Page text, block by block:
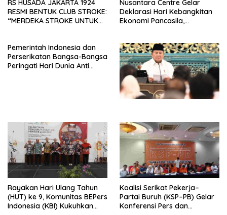
RS HUSADA JAKARTA 1924
RESMI BENTUK CLUB STROKE:
“MERDEKA STROKE UNTUK
Nusantara Centre Gelar
Deklarasi Hari Kebangkitan
Ekonomi Pancasila,
Penjajahan (Pergolakan
Ekonomi Politik Indonesia) &
Simposium Nasional “Urgensi
Undang-Undang
Perekonomian Nasional dan
Kesejahteraan Sosial dalam
Pemerintah Indonesia dan
Perserikatan Bangsa-Bangsa
Peringati Hari Dunia Anti
Rayakan Hari Ulang Tahun
(HUT) ke 9, Komunitas BEPers
Indonesia (KBI) Kukuhkan
Koalisi Serikat Pekerja–
Partai Buruh (KSP–PB) Gelar
Konferensi Pers dan